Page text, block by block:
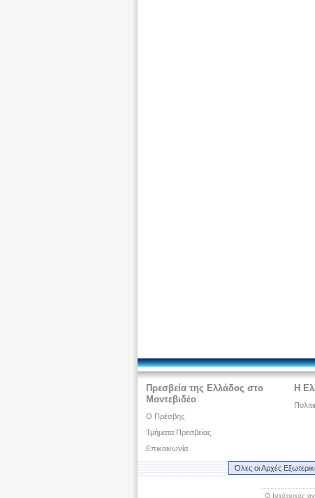
Πρεσβεία της Ελλάδος στο
Μοντεβιδέο
O Πρέσβης
Τμήματα Πρεσβείας
Επικοινωνία
Η
Όλες οι Αρχές
Ο Ιστότοπος